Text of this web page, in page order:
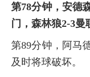
第78分钟，安德
门，森林狼2-3曼
第89分钟，阿马
及时将球破坏。